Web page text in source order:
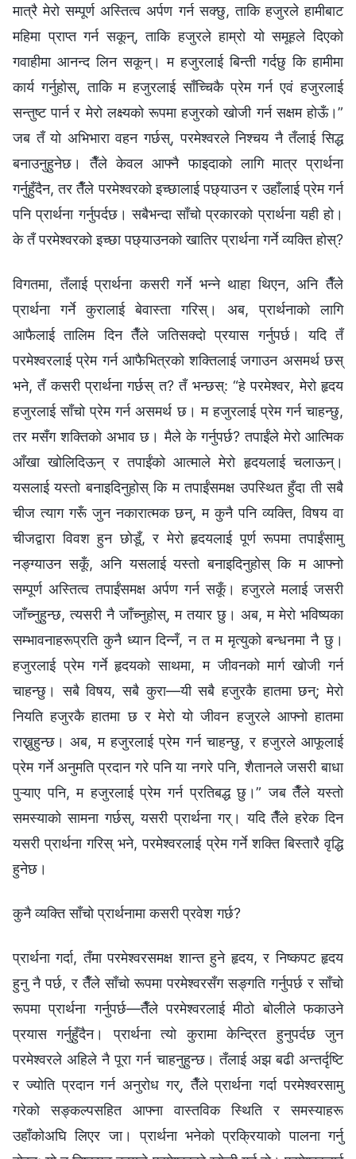
मात्रै मेरो सम्पूर्ण अस्तित्व अर्पण गर्न सक्छु, ताकि हजुरले हामीबाट
महिमा प्राप्त गर्न सकून्, ताकि हजुरले हाम्रो यो समूहले दिएको
गवाहीमा आनन्द लिन सकून्। म हजुरलाई बिन्ती गर्दछु कि हामीमा
कार्य गर्नुहोस्, ताकि म हजुरलाई साँच्चिकै प्रेम गर्न एवं हजुरलाई
सन्तुष्ट पार्न र मेरो लक्ष्यको रूपमा हजुरको खोजी गर्न सक्षम होऊँ।”
जब तँ यो अभिभारा वहन गर्छस्, परमेश्‍वरले निश्चय नै तँलाई सिद्ध
बनाउनुहुनेछ। तैँले केवल आफ्नै फाइदाको लागि मात्र प्रार्थना
गर्नुहुँदैन, तर तैँले परमेश्‍वरको इच्छालाई पछ्याउन र उहाँलाई प्रेम गर्न
पनि प्रार्थना गर्नुपर्दछ। सबैभन्दा साँचो प्रकारको प्रार्थना यही हो।
के तँ परमेश्‍वरको इच्छा पछ्याउनको खातिर प्रार्थना गर्ने व्यक्ति होस्?
विगतमा, तँलाई प्रार्थना कसरी गर्ने भन्‍ने थाहा थिएन, अनि तैँले
प्रार्थना गर्ने कुरालाई बेवास्ता गरिस्। अब, प्रार्थनाको लागि
आफैलाई तालिम दिन तैँले जतिसक्दो प्रयास गर्नुपर्छ। यदि तँ
परमेश्‍वरलाई प्रेम गर्न आफैभित्रको शक्तिलाई जगाउन असमर्थ छस्
भने, तँ कसरी प्रार्थना गर्छस् त? तँ भन्छस्: “हे परमेश्‍वर, मेरो हृदय
हजुरलाई साँचो प्रेम गर्न असमर्थ छ। म हजुरलाई प्रेम गर्न चाहन्छु,
तर मसँग शक्तिको अभाव छ। मैले के गर्नुपर्छ? तपाईंले मेरो आत्मिक
आँखा खोलिदिऊन् र तपाईंको आत्माले मेरो हृदयलाई चलाऊन्।
यसलाई यस्तो बनाइदिनुहोस् कि म तपाईंसमक्ष उपस्थित हुँदा ती सबै
चीज त्याग गरूँ जुन नकारात्मक छन्, म कुनै पनि व्यक्ति, विषय वा
चीजद्वारा विवश हुन छोडूँ, र मेरो हृदयलाई पूर्ण रूपमा तपाईंसामु
नङ्ग्याउन सकूँ, अनि यसलाई यस्तो बनाइदिनुहोस् कि म आफ्नो
सम्पूर्ण अस्तित्व तपाईंसमक्ष अर्पण गर्न सकूँ। हजुरले मलाई जसरी
जाँच्‍नुहुन्छ, त्यसरी नै जाँच्‍नुहोस्, म तयार छु। अब, म मेरो भविष्यका
सम्भावनाहरूप्रति कुनै ध्यान दिन्नँ, न त म मृत्युको बन्धनमा नै छु।
हजुरलाई प्रेम गर्ने हृदयको साथमा, म जीवनको मार्ग खोजी गर्न
चाहन्छु। सबै विषय, सबै कुरा—यी सबै हजुरकै हातमा छन्; मेरो
नियति हजुरकै हातमा छ र मेरो यो जीवन हजुरले आफ्नो हातमा
राख्नुहुन्छ। अब, म हजुरलाई प्रेम गर्न चाहन्छु, र हजुरले आफूलाई
प्रेम गर्ने अनुमति प्रदान गरे पनि या नगरे पनि, शैतानले जसरी बाधा
पुऱ्याए पनि, म हजुरलाई प्रेम गर्न प्रतिबद्ध छु।” जब तैँले यस्तो
समस्याको सामना गर्छस्, यसरी प्रार्थना गर्। यदि तैँले हरेक दिन
यसरी प्रार्थना गरिस् भने, परमेश्‍वरलाई प्रेम गर्ने शक्ति बिस्तारै वृद्धि
हुनेछ।
कुनै व्यक्ति साँचो प्रार्थनामा कसरी प्रवेश गर्छ?
प्रार्थना गर्दा, तँमा परमेश्‍वरसमक्ष शान्त हुने हृदय, र निष्कपट हृदय
हुनु नै पर्छ, र तैँले साँचो रूपमा परमेश्‍वरसँग सङ्गति गर्नुपर्छ र साँचो
रूपमा प्रार्थना गर्नुपर्छ—तैँले परमेश्‍वरलाई मीठो बोलीले फकाउने
प्रयास गर्नुहुँदैन। प्रार्थना त्यो कुरामा केन्द्रित हुनुपर्दछ जुन
परमेश्‍वरले अहिले नै पूरा गर्न चाहनुहुन्छ। तँलाई अझ बढी अन्तर्दृष्टि
र ज्योति प्रदान गर्न अनुरोध गर्, तैँले प्रार्थना गर्दा परमेश्‍वरसामु
गरेको सङ्कल्पसहित आफ्ना वास्तविक स्थिति र समस्याहरू
उहाँकोअघि लिएर जा। प्रार्थना भनेको प्रक्रियाको पालना गर्नु